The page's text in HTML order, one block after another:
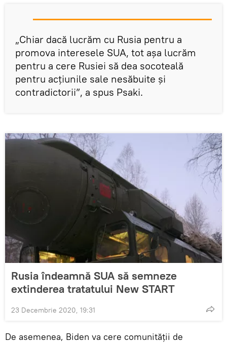
„Chiar dacă lucrăm cu Rusia pentru a
promova interesele SUA, tot așa lucrăm
pentru a cere Rusiei să dea socoteală
pentru acțiunile sale nesăbuite și
contradictorii”, a spus Psaki.
Rusia îndeamnă SUA să semneze
extinderea tratatului New START
23 Decembrie 2020, 19:31
De asemenea, Biden va cere comunității de